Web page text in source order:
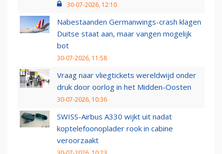
30-07-2026, 12:10
Nabestaanden Germanwings-crash klagen
Duitse staat aan, maar vangen mogelijk
bot
30-07-2026, 11:58
Vraag naar vliegtickets wereldwijd onder
druk door oorlog in het Midden-Oosten
30-07-2026, 10:36
SWISS-Airbus A330 wijkt uit nadat
koptelefoonoplader rook in cabine
veroorzaakt